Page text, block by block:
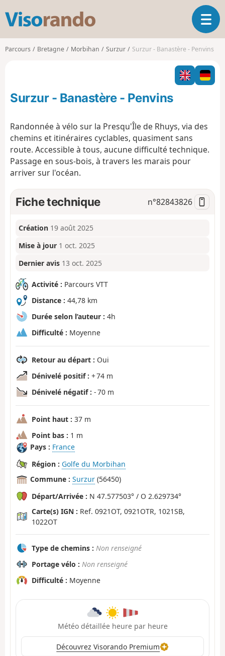
s
o
o
O
u
v
i
r
l
v
g
o
Parcours Bretagne Morbihan Surzur Surzur - Banastère - Penvins
Surzur - Banastère - Penvins
Randonnée à vélo sur la Presqu'Île de Rhuys, via des
chemins et itinéraires cyclables, quasiment sans
route. Accessible à tous, aucune difficulté technique.
Passage en sous-bois, à travers les marais pour
arriver sur l'océan.
Fiche technique n°82843826
Création 19 août 2025
Mise à jour 1 oct. 2025
Dernier avis 13 oct. 2025
Activité : Parcours VTT
Distance : 44,78 km
Durée selon l’auteur : 4h
Difficulté : Moyenne
Retour au départ : Oui
Dénivelé positif : + 74 m
Dénivelé négatif : - 70 m
Point haut : 37 m
Point bas : 1 m
Pays : France
Région : Golfe du Morbihan
Commune : Surzur (56450)
Départ/Arrivée : N 47.577503° / O 2.629734°
Carte(s) IGN : Ref. 0921OT, 0921OTR, 1021SB,
1022OT
Type de chemins : Non renseigné
Portage vélo : Non renseigné
Difficulté : Moyenne
Météo détaillée heure par heure
Découvrez Visorando Premium